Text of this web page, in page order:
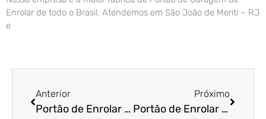
Enrolar de todo o Brasil. Atendemos em São João de Meriti – RJ
e
Anterior
Portão de Enrolar Automático em Vinhedo – SP
Próximo
Portão de Enrolar Automático em Andradina – SP